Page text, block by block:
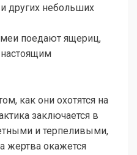
других небольших
поедают ящериц,
настоящим
как они охотятся на
заключается в
и терпеливыми,
жертва окажется